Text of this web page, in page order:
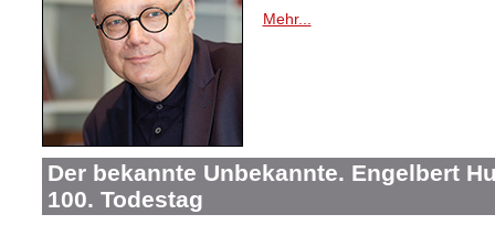
Mehr...
Der bekannte Unbekannte. Engelbert
100. Todestag